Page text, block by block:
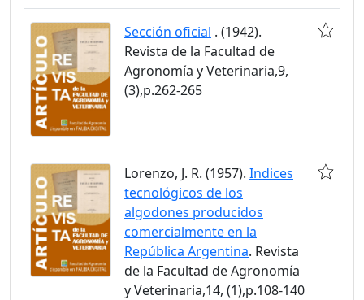
Sección oficial . (1942).
Revista de la Facultad de
Agronomía y Veterinaria,9,
(3),p.262-265
Lorenzo, J. R. (1957). Indices
tecnológicos de los
algodones producidos
comercialmente en la
República Argentina. Revista
de la Facultad de Agronomía
y Veterinaria,14, (1),p.108-140